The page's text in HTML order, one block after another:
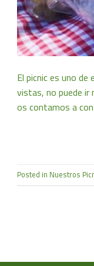
El picnic es uno de
vistas, no puede ir
os contamos a
Posted in Nuestros